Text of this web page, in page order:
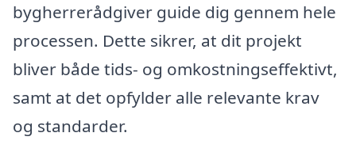
bygherrerådgiver guide dig gennem hele
processen. Dette sikrer, at dit projekt
bliver både tids- og omkostningseffektivt,
samt at det opfylder alle relevante krav
og standarder.